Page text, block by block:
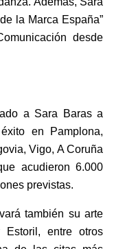
la Marca España”
desde
a Sara Baras a
en Pamplona,
Vigo, A Coruña
acudieron 6.000
previstas.
también su arte
Estoril, entre otros